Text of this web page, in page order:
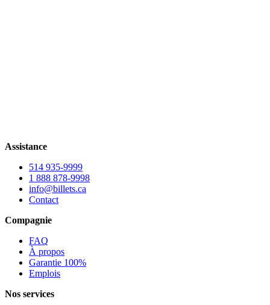
Assistance
514 935-9999
1 888 878-9998
info@billets.ca
Contact
Compagnie
FAQ
À propos
Garantie 100%
Emplois
Nos services